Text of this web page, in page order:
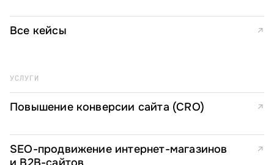
Все кейсы ↗
УСЛУГИ
Повышение конверсии сайта (CRO) ↗
SEO-продвижение интернет-магазинов
↗